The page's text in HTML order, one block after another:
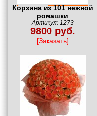
Корзина из 101 нежной
ромашки
Артикул: 1273
9800 руб.
[Заказать]